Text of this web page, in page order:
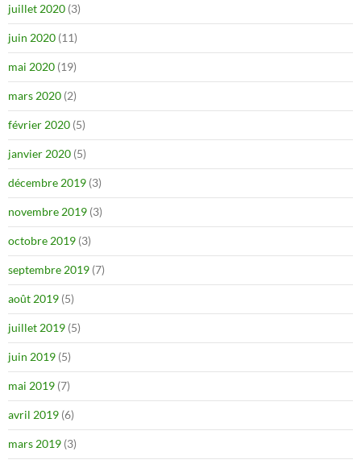
juillet 2020 (3)
juin 2020 (11)
mai 2020 (19)
mars 2020 (2)
février 2020 (5)
janvier 2020 (5)
décembre 2019 (3)
novembre 2019 (3)
octobre 2019 (3)
septembre 2019 (7)
août 2019 (5)
juillet 2019 (5)
juin 2019 (5)
mai 2019 (7)
avril 2019 (6)
mars 2019 (3)